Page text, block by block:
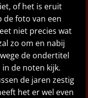
of het is eruit
de foto van een
niet precies wat
zo om en nabij
de ondertitel
de noten kijk.
de jaren zestig
het er wel even